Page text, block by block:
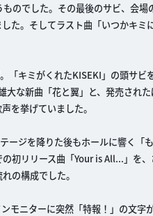
のでした。その最後のサビ、会
た。そしてラスト曲「いつかキ
「キミがくれたKISEKI」の頭サ
な新曲「花と翼」と、発売され
を挙げていました。
ージを降りた後もホールに響く
初リリース曲「Your is All...」を
の構成でした。
モニターに突然「特報！」の文